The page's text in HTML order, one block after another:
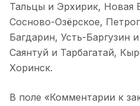
Тальцы и Эрхирик, Новая
Сосново-Озёрское,
Багдарин, Усть-Баргузин
Саянтуй и Тарбагатай,
Хоринск.
В поле «Комментарии к